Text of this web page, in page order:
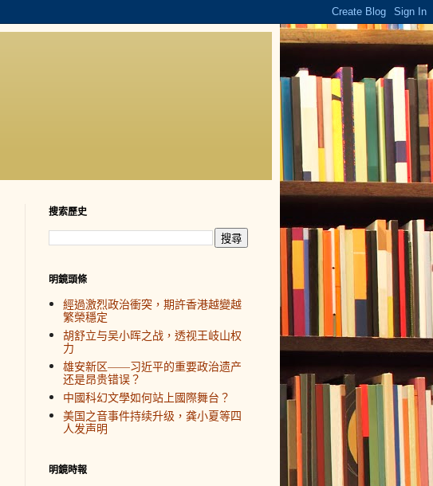
搜索歷史
明鏡頭條
經過激烈政治衝突，期許香港越變越
繁榮穩定
胡舒立与吴小晖之战，透视王岐山权
力
雄安新区——习近平的重要政治遗产
还是昂贵错误？
中國科幻文學如何站上國際舞台？
美国之音事件持续升级，龚小夏等四
人发声明
明鏡時報